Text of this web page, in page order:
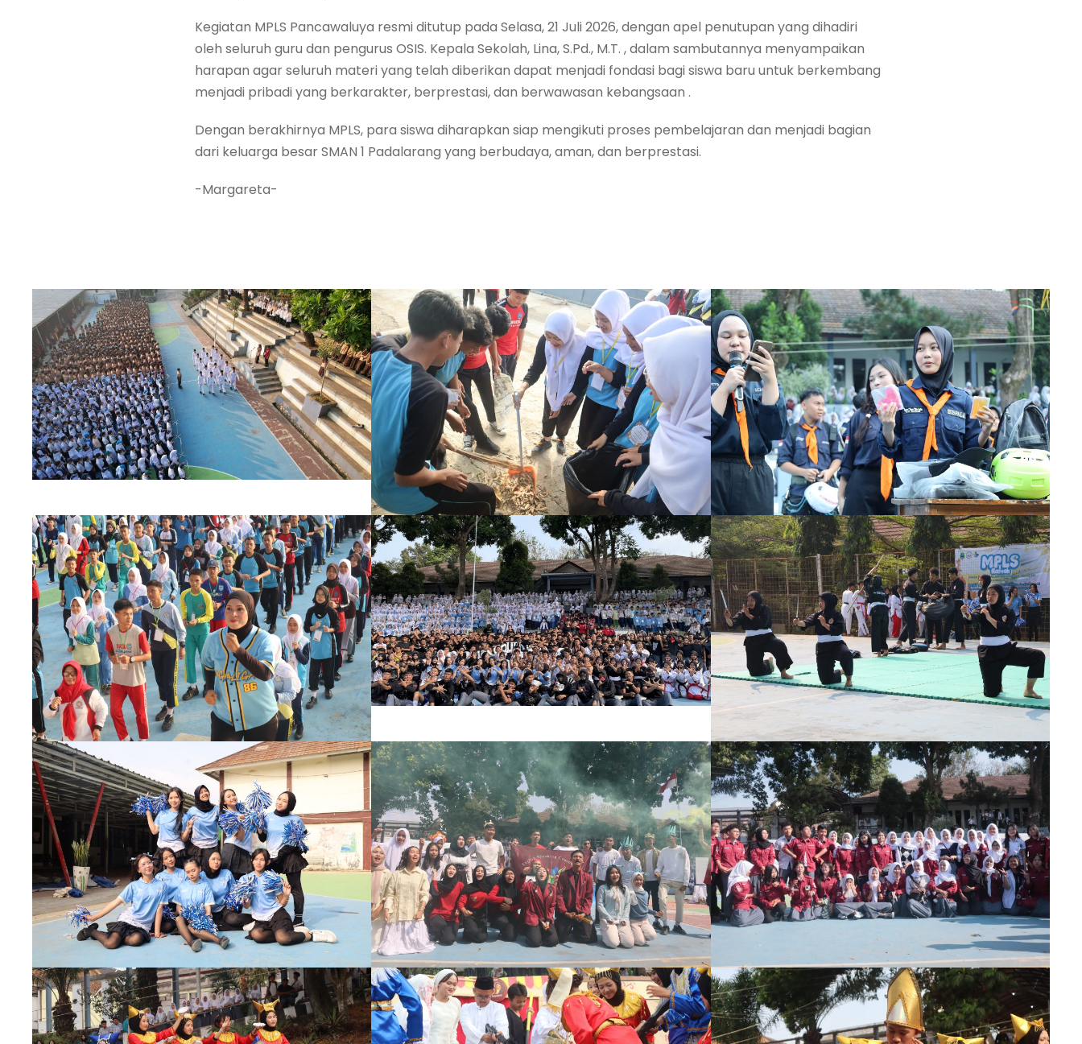
Kegiatan MPLS Pancawaluya resmi ditutup pada Selasa, 21 Juli 2026, dengan apel penutupan yang dihadiri
oleh seluruh guru dan pengurus OSIS. Kepala Sekolah, Lina, S.Pd., M.T. , dalam sambutannya menyampaikan
harapan agar seluruh materi yang telah diberikan dapat menjadi fondasi bagi siswa baru untuk berkembang
menjadi pribadi yang berkarakter, berprestasi, dan berwawasan kebangsaan .
Dengan berakhirnya MPLS, para siswa diharapkan siap mengikuti proses pembelajaran dan menjadi bagian
dari keluarga besar SMAN 1 Padalarang yang berbudaya, aman, dan berprestasi.
-Margareta-